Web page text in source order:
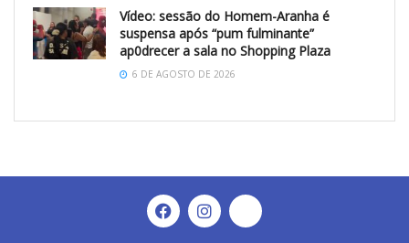
Vídeo: sessão do Homem-Aranha é
suspensa após “pum fulminante”
ap0drecer a sala no Shopping Plaza
6 DE AGOSTO DE 2026